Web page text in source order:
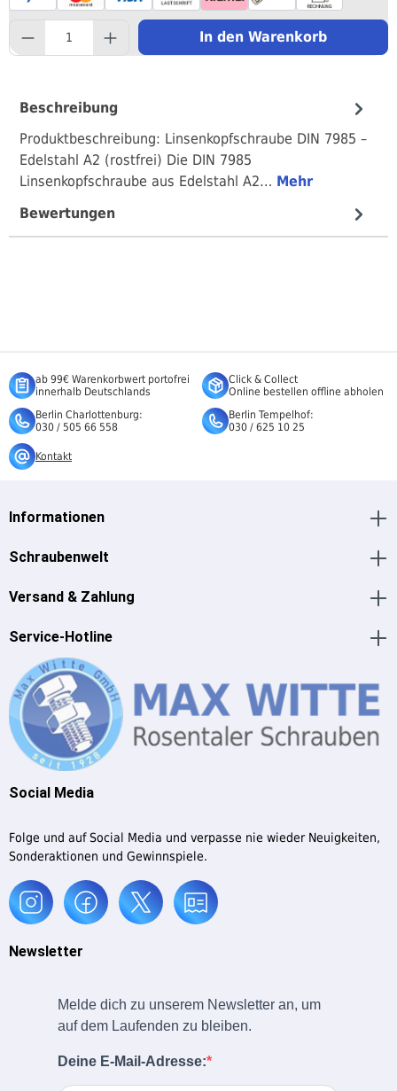
In den Warenkorb
Beschreibung
Produktbeschreibung: Linsenkopfschraube DIN 7985 –
Edelstahl A2 (rostfrei) Die DIN 7985
Linsenkopfschraube aus Edelstahl A2… Mehr
Bewertungen
ab 99€ Warenkorbwert portofrei
innerhalb Deutschlands
Click & Collect
Online bestellen offline abholen
Berlin Charlottenburg:
030 / 505 66 558
Berlin Tempelhof:
030 / 625 10 25
Kontakt
Informationen
Schraubenwelt
Versand & Zahlung
Service-Hotline
Social Media
Folge und auf Social Media und verpasse nie wieder Neuigkeiten,
Sonderaktionen und Gewinnspiele.
Newsletter
Melde dich zu unserem Newsletter an, um
auf dem Laufenden zu bleiben.
Deine E-Mail-Adresse: